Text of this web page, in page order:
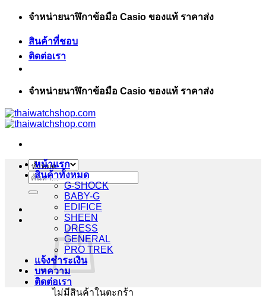
ข้าม
เนื้อหา
จำหน่ายนาฬิกาข้อมือ Casio ของแท้ ราคาส่ง
สินค้าที่ชอบ
ติดต่อเรา
จำหน่ายนาฬิกาข้อมือ Casio ของแท้ ราคาส่ง
ค้นหา:
ไม่มีสินค้าในตะกร้า
หน้าแรก
สินค้าทั้งหมด
G-SHOCK
BABY-G
EDIFICE
SHEEN
DRESS
GENERAL
PRO TREK
แจ้งชำระเงิน
บทความ
ติดต่อเรา